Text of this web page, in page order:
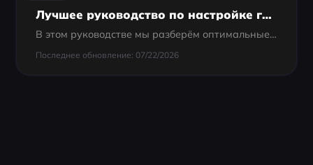
Лучшее руководство по настройке геймпада для беты Battlefield 6
В этом руководстве мы разберём оптимальные конфигурации геймпада для беты Battlefield 6. Эти настройки помогут повысить точность прицеливания, сделать управление техникой более плавным и ускорить вашу реакцию.
Последнее обновление: 07/22/2026